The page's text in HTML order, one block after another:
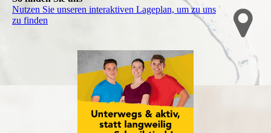
Nutzen Sie unseren interaktiven La­ge­plan, um zu uns
zu finden